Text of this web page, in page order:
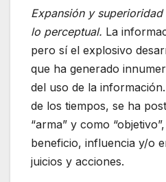
Expansión y
lo perceptual. La
pero sí el explosivo
que ha generado
del uso de la
de los tiempos, se ha
“arma” y como
beneficio, influencia y/o
juicios y acciones.